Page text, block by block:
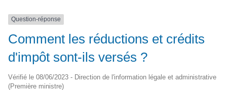
Question-réponse
Comment les réductions et crédits
d'impôt sont-ils versés ?
Vérifié le 08/06/2023 - Direction de l'information légale et administrative
(Première ministre)